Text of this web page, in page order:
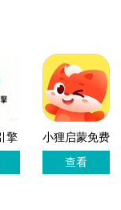
擎
小狸启蒙免费
版本
查看